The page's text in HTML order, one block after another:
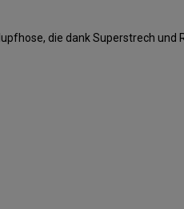
die dank Superstrech und